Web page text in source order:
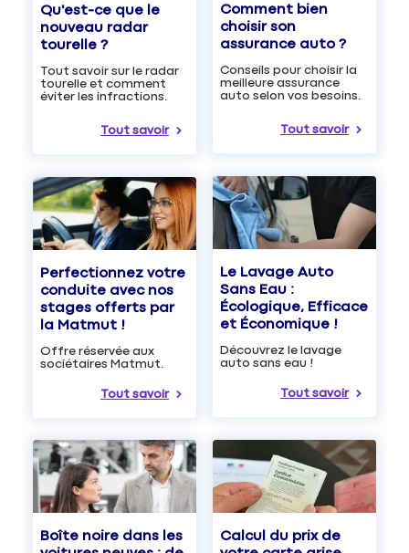
Qu'est-ce que le
nouveau radar
tourelle ?
Tout savoir sur le radar
tourelle et comment
éviter les infractions.
Tout savoir
Comment bien
choisir son
assurance auto ?
Conseils pour choisir la
meilleure assurance
auto selon vos besoins.
Tout savoir
Perfectionnez votre
conduite avec nos
stages offerts par
la Matmut !
Offre réservée aux
sociétaires Matmut.
Tout savoir
Le Lavage Auto
Sans Eau :
Écologique, Efficace
et Économique !
Découvrez le lavage
auto sans eau !
Tout savoir
Boîte noire dans les
Calcul du prix de